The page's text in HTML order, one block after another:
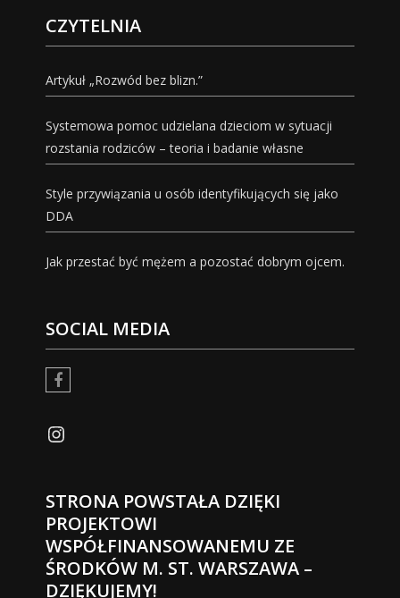
CZYTELNIA
Artykuł „Rozwód bez blizn.”
Systemowa pomoc udzielana dzieciom w sytuacji
rozstania rodziców – teoria i badanie własne
Style przywiązania u osób identyfikujących się jako
DDA
Jak przestać być mężem a pozostać dobrym ojcem.
SOCIAL MEDIA
Instagram
STRONA POWSTAŁA DZIĘKI
PROJEKTOWI
WSPÓŁFINANSOWANEMU ZE
ŚRODKÓW M. ST. WARSZAWA –
DZIĘKUJEMY!